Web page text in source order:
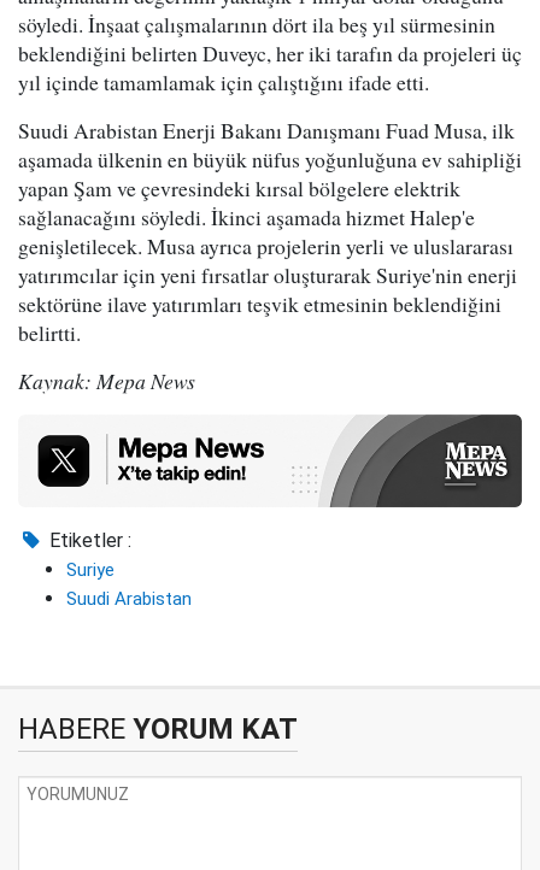
söyledi. İnşaat çalışmalarının dört ila beş yıl sürmesinin
beklendiğini belirten Duveyc, her iki tarafın da projeleri üç
yıl içinde tamamlamak için çalıştığını ifade etti.
Suudi Arabistan Enerji Bakanı Danışmanı Fuad Musa, ilk
aşamada ülkenin en büyük nüfus yoğunluğuna ev sahipliği
yapan Şam ve çevresindeki kırsal bölgelere elektrik
sağlanacağını söyledi. İkinci aşamada hizmet Halep'e
genişletilecek. Musa ayrıca projelerin yerli ve uluslararası
yatırımcılar için yeni fırsatlar oluşturarak Suriye'nin enerji
sektörüne ilave yatırımları teşvik etmesinin beklendiğini
belirtti.
Kaynak: Mepa News
Etiketler :
Suriye
Suudi Arabistan
HABERE YORUM KAT